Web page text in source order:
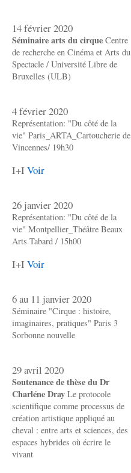
14 février 2020
Séminaire arts du cirque Centre
de recherche en Cinéma et Arts du
Spectacle / Université Libre de
Bruxelles (ULB)
4 février 2020
Représentation: "Du côté de la
vie" Paris_ARTA_Cartoucherie de
Vincennes/ 19h30
I+I Voir
26 janvier 2020
Représentation: "Du côté de la
vie" Montpellier_Théâtre Beaux
Arts Tabard / 15h00
I+I Voir
6 au 11 janvier 2020
Séminaire "Cirque : histoire,
imaginaires, pratiques" Paris 3
Sorbonne nouvelle
29 avril 2020
Soutenance de thèse du Dr
Charléne Dray Le protocole
scientifique comme processus de
création artistique appliqué au
cheval : entre arts et sciences, des
espaces hybrides où écrire le
vivant